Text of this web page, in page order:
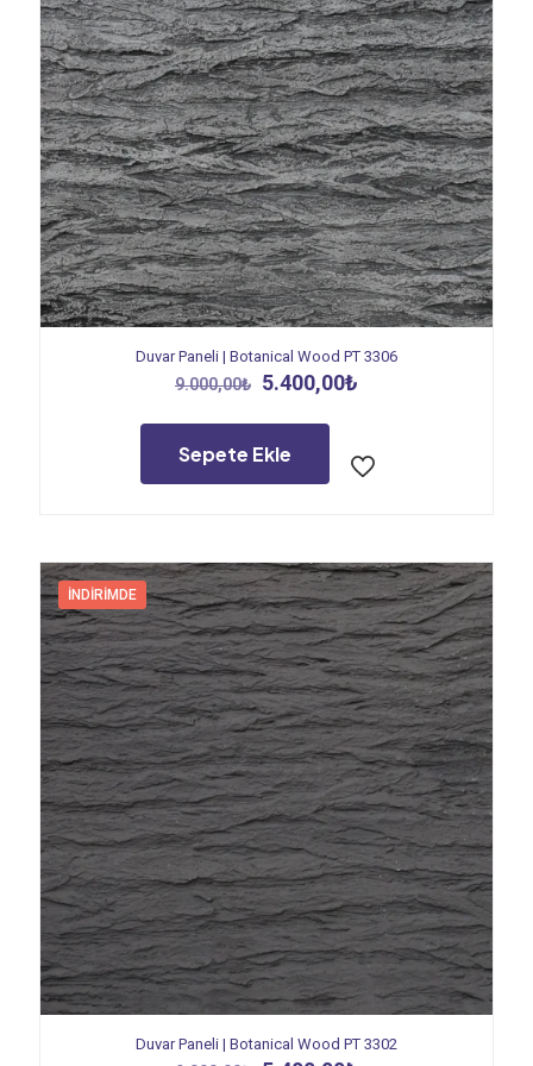
Duvar Paneli | Botanical Wood PT 3306
9.000,00₺ Orijinal
9.000,00₺.
5.400,00₺
Sepete Ekle
İNDIRIMDE
Duvar Paneli | Botanical Wood PT 3302